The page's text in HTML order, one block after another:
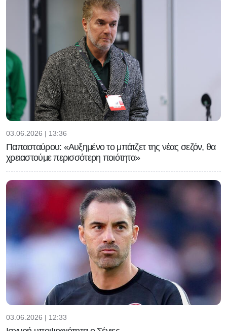
03.06.2026 | 13:36
Παπασταύρου: «Αυξημένο το μπάτζετ της νέας σεζόν, θα
χρειαστούμε περισσότερη ποιότητα»
03.06.2026 | 12:33